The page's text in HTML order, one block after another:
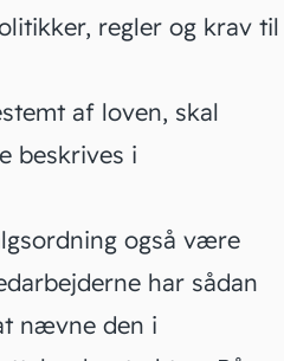
regler og krav til
af loven, skal
beskrives i
også være
har sådan
nævne den i